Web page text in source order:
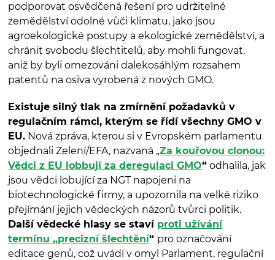
podporovat osvědčená řešení pro udržitelné
zemědělství odolné vůči klimatu, jako jsou
agroekologické postupy a ekologické zemědělství, a
chránit svobodu šlechtitelů, aby mohli fungovat,
aniž by byli omezováni dalekosáhlým rozsahem
patentů na osiva vyrobená z nových GMO.
Existuje silný tlak na zmírnění požadavků v
regulačním rámci, kterým se řídí všechny GMO v
EU. Nová zpráva, kterou si v Evropském parlamentu
objednali Zelení/EFA, nazvaná „Za kouřovou clonou:
Vědci z EU lobbují za deregulaci GMO“ odhalila, jak
jsou vědci lobující za NGT napojeni na
biotechnologické firmy, a upozornila na velké riziko
přejímání jejich vědeckých názorů tvůrci politik.
Další vědecké hlasy se staví proti užívání
termínu „precizní šlechtění“ pro označování
editace genů, což uvádí v omyl Parlament, regulační